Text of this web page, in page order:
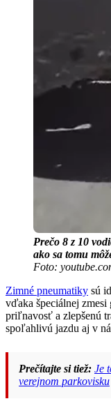
Prečo 8 z 10
ako sa tomu
Foto:
Zimné pneumatiky sú
vďaka špeciálnej
priľnavosť a zlepšenú
spoľahlivú jazdu aj v
Prečítajte si tiež: Je
verejnom parkovisku